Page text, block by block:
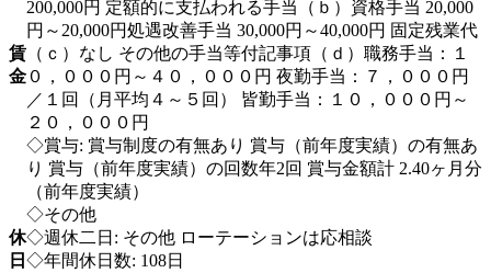
賃
金
200,000円 定額的に支払われる手当（ｂ）資格手当 20,000
円～20,000円処遇改善手当 30,000円～40,000円 固定残業代
（ｃ）なし その他の手当等付記事項（ｄ）職務手当：１
０，０００円～４０，０００円 夜勤手当：７，０００円
／１回（月平均４～５回） 皆勤手当：１０，０００円～
２０，０００円
◇賞与: 賞与制度の有無あり 賞与（前年度実績）の有無あ
り 賞与（前年度実績）の回数年2回 賞与金額計 2.40ヶ月分
（前年度実績）
休
日
◇その他
◇週休二日: その他 ローテーションは応相談
◇年間休日数: 108日